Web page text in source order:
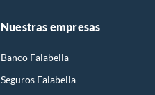
Nuestras empresas
Banco Falabella
Seguros Falabella